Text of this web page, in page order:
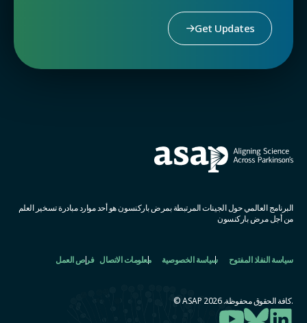
Get Updates
البرنامج العالمي حول الجينات المرتبطة بمرض باركنسون هو أحد موارد مبادرة تسخير العلم
من أجل مرض باركنسون
سياسة النفاذ المفتوح سياسة الخصوصية معلومات الاتصال فرص العمل
.كافة الحقوق محفوظة. ASAP 2026 ©